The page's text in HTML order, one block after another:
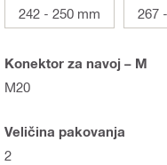
242 - 250 mm 267
Konektor za navoj – M
M20
Veličina pakovanja
2